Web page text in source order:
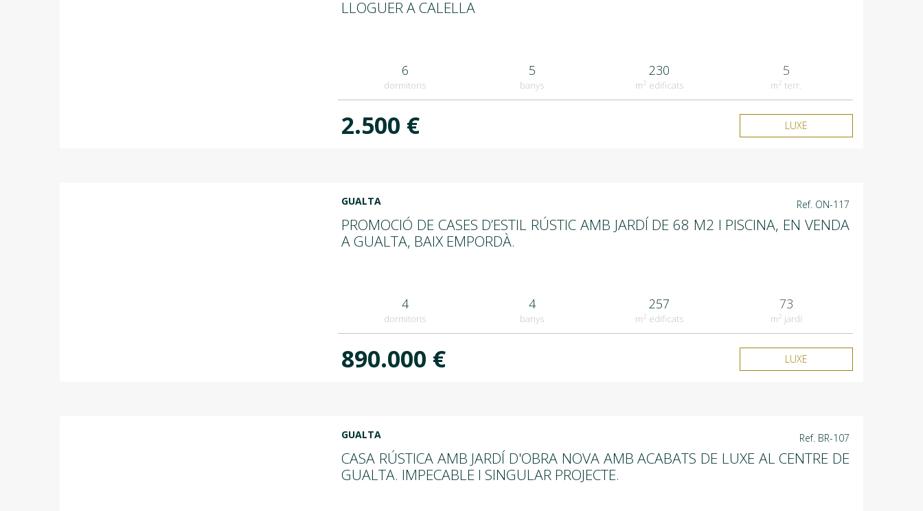
LLOGUER A CALELLA
6
dormitoris
5
banys
230
m2 edificats
5
m2 terr.
2.500 € LUXE
GUALTA Ref. ON-117
PROMOCIÓ DE CASES D’ESTIL RÚSTIC AMB JARDÍ DE 68 M2 I PISCINA, EN VENDA
A GUALTA, BAIX EMPORDÀ.
4
dormitoris
4
banys
257
m2 edificats
73
m2 jardí
890.000 € LUXE
GUALTA Ref. BR-107
CASA RÚSTICA AMB JARDÍ D'OBRA NOVA AMB ACABATS DE LUXE AL CENTRE DE
GUALTA. IMPECABLE I SINGULAR PROJECTE.